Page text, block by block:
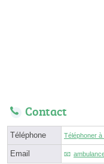
Contact
Téléphone Téléphoner à
Email